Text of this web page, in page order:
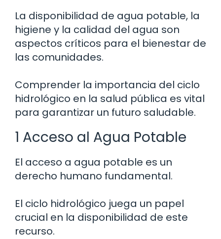
La disponibilidad de agua potable, la
higiene y la calidad del agua son
aspectos críticos para el bienestar de
las comunidades.
Comprender la importancia del ciclo
hidrológico en la salud pública es vital
para garantizar un futuro saludable.
1 Acceso al Agua Potable
El acceso a agua potable es un
derecho humano fundamental.
El ciclo hidrológico juega un papel
crucial en la disponibilidad de este
recurso.